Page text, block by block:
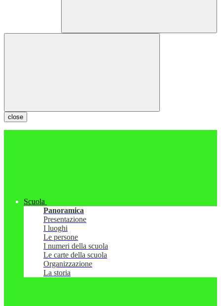
close
Scuola
Panoramica
Presentazione
I luoghi
Le persone
I numeri della scuola
Le carte della scuola
Organizzazione
La storia